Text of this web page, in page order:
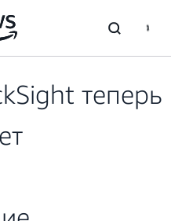
теперь